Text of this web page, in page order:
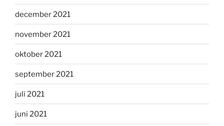
december 2021
november 2021
oktober 2021
september 2021
juli 2021
juni 2021